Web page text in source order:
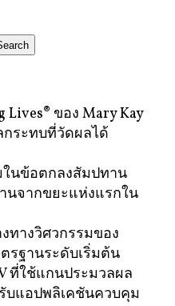
Lives® ของ Mary Kay
กระทบที่วัดผลได้
ในข้อตกลงสัมปทาน
นจากขยะแห่งแรกใน
ทางวิศวกรรมของ
รฐานระดับเริ่มต้น
ที่ใช้แกนประมวลผล
บแอปพลิเคชันควบคุม